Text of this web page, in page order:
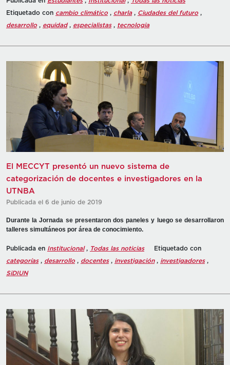
Etiquetado con cambio climático, charla, Ciudades del futuro,
desarrollo, equidad, especialistas, tecnologia
El MECCYT presentó un nuevo sistema de
categorización de docentes e investigadores en la
UTNBA
Publicada el 6 de junio de 2019
Durante la Jornada se presentaron dos paneles y luego se desarrollaron
talleres simultáneos por área de conocimiento.
Publicada en Institucional, Todas las noticias
Etiquetado con
categorías, desarrollo, docentes, investigación, investigadores,
SiDIUN